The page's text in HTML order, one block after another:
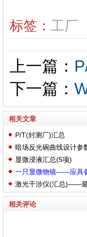
标签： 工厂
上一篇：
下一篇：
相关文章
P/T(封测厂)汇总
暗场反光碗曲线设计参
显微浸液汇总(5项)
一只显微物镜——应具
激光干涉仪(汇总)——
相关评论